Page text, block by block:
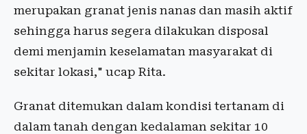
merupakan granat jenis nanas dan masih aktif
sehingga harus segera dilakukan disposal
demi menjamin keselamatan masyarakat di
sekitar lokasi," ucap Rita.
Granat ditemukan dalam kondisi tertanam di
dalam tanah dengan kedalaman sekitar 10